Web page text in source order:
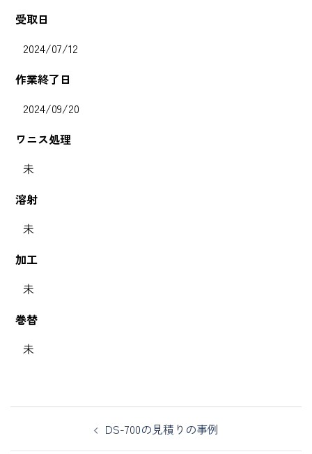
受取日
2024/07/12
作業終了日
2024/09/20
ワニス処理
未
溶射
未
加工
未
巻替
未
DS-700の見積りの事例